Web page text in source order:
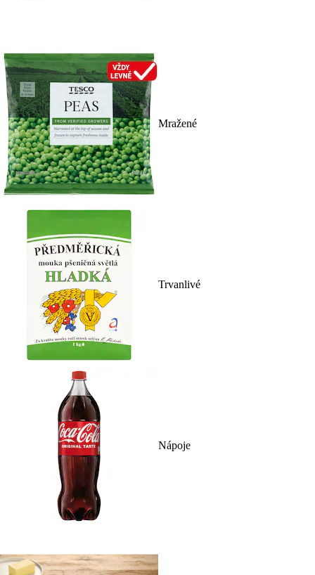
Mražené
Trvanlivé
Nápoje